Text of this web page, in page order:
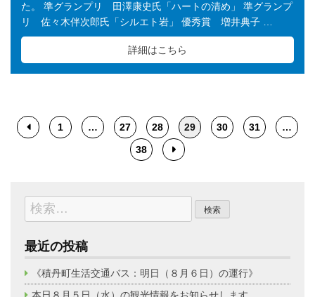
た。 準グランプリ 田澤康史氏「ハートの清め」 準グランプ
リ 佐々木伴次郎氏「シルエト岩」 優秀賞 増井典子 …
詳細はこちら
1 … 27 28 29 30 31
…
38
検
索:
最近の投稿
《積丹町生活交通バス：明日（８月６日）の運行》